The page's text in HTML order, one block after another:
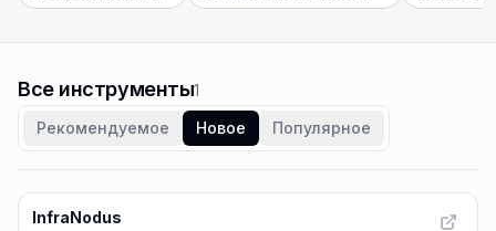
Все инструменты1
Рекомендуемое
Новое Популярное
InfraNodus